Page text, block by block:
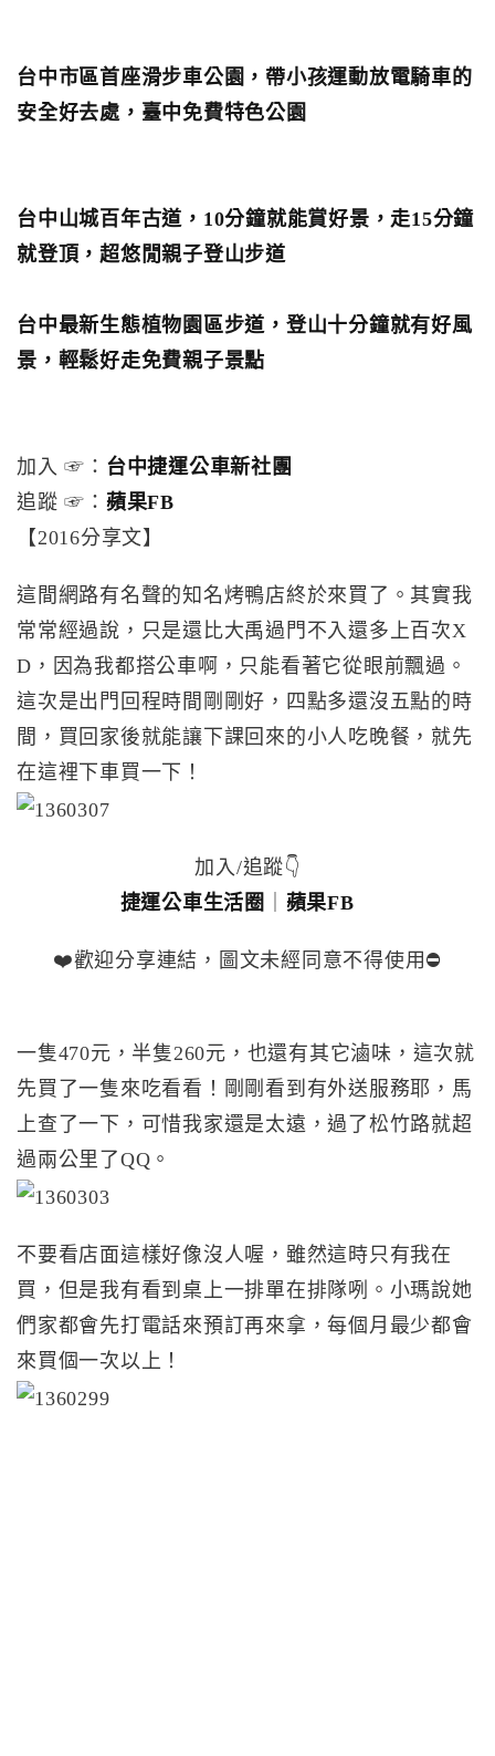
台中市區首座滑步車公園，帶小孩運動放電騎車的
安全好去處，臺中免費特色公園
台中山城百年古道，10分鐘就能賞好景，走15分鐘
就登頂，超悠閒親子登山步道
台中最新生態植物園區步道，登山十分鐘就有好風
景，輕鬆好走免費親子景點
加入 ☞： 台中捷運公車新社團
追蹤 ☞： 蘋果FB
【2016分享文】
這間網路有名聲的知名烤鴨店終於來買了。其實我
常常經過說，只是還比大禹過門不入還多上百次X
D，因為我都搭公車啊，只能看著它從眼前飄過。
這次是出門回程時間剛剛好，四點多還沒五點的時
間，買回家後就能讓下課回來的小人吃晚餐，就先
在這裡下車買一下！
加入/追蹤👇
捷運公車生活圈
蘋果FB
❤️歡迎分享連結，圖文未經同意不得使用⛔️
一隻470元，半隻260元，也還有其它滷味，這次就
先買了一隻來吃看看！剛剛看到有外送服務耶，馬
上查了一下，可惜我家還是太遠，過了松竹路就超
過兩公里了QQ。
不要看店面這樣好像沒人喔，雖然這時只有我在
買，但是我有看到桌上一排單在排隊咧。小瑪說她
們家都會先打電話來預訂再來拿，每個月最少都會
來買個一次以上！